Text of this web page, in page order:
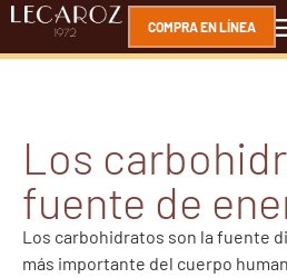
COMPRA EN LÍNEA
Los
fuente de
Los carbohidratos son la fuente
más importante del cuerpo